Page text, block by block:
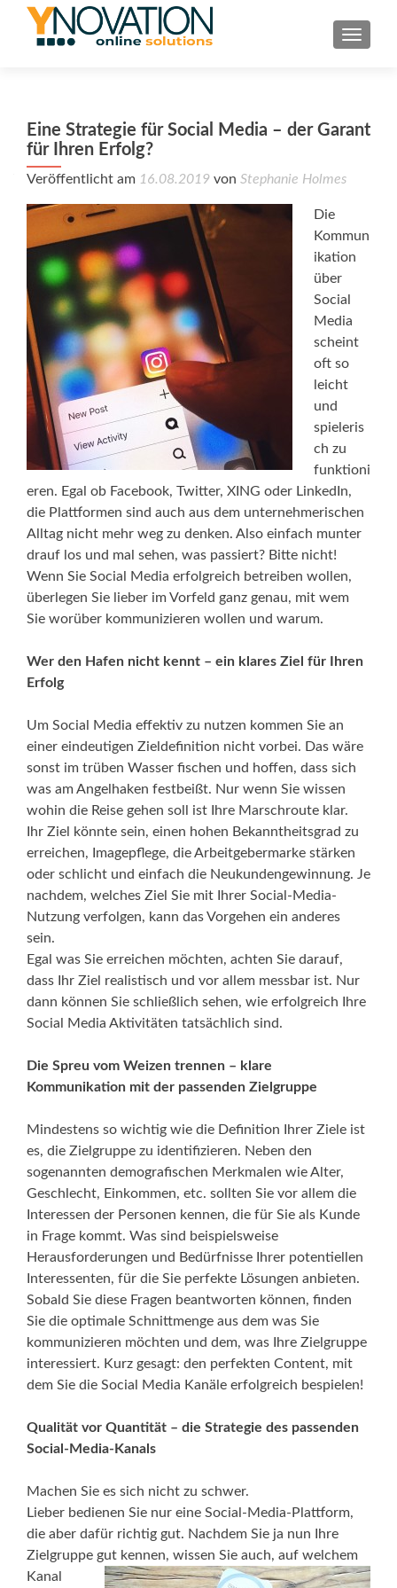
Eine Strategie für Social Media – der Garant
für Ihren Erfolg?
Veröffentlicht am 16.08.2019 von Stephanie Holmes
Die
Kommun
ikation
über
Social
Media
scheint
oft so
leicht
und
spieleris
ch zu
funktioni
eren. Egal ob Facebook, Twitter, XING oder LinkedIn,
die Plattformen sind auch aus dem unternehmerischen
Alltag nicht mehr weg zu denken. Also einfach munter
drauf los und mal sehen, was passiert? Bitte nicht!
Wenn Sie Social Media erfolgreich betreiben wollen,
überlegen Sie lieber im Vorfeld ganz genau, mit wem
Sie worüber kommunizieren wollen und warum.
Wer den Hafen nicht kennt – ein klares Ziel für Ihren
Erfolg
Um Social Media effektiv zu nutzen kommen Sie an
einer eindeutigen Zieldefinition nicht vorbei. Das wäre
sonst im trüben Wasser fischen und hoffen, dass sich
was am Angelhaken festbeißt. Nur wenn Sie wissen
wohin die Reise gehen soll ist Ihre Marschroute klar.
Ihr Ziel könnte sein, einen hohen Bekanntheitsgrad zu
erreichen, Imagepflege, die Arbeitgebermarke stärken
oder schlicht und einfach die Neukundengewinnung. Je
nachdem, welches Ziel Sie mit Ihrer Social-Media-
Nutzung verfolgen, kann das Vorgehen ein anderes
sein.
Egal was Sie erreichen möchten, achten Sie darauf,
dass Ihr Ziel realistisch und vor allem messbar ist. Nur
dann können Sie schließlich sehen, wie erfolgreich Ihre
Social Media Aktivitäten tatsächlich sind.
Die Spreu vom Weizen trennen – klare
Kommunikation mit der passenden Zielgruppe
Mindestens so wichtig wie die Definition Ihrer Ziele ist
es, die Zielgruppe zu identifizieren. Neben den
sogenannten demografischen Merkmalen wie Alter,
Geschlecht, Einkommen, etc. sollten Sie vor allem die
Interessen der Personen kennen, die für Sie als Kunde
in Frage kommt. Was sind beispielsweise
Herausforderungen und Bedürfnisse Ihrer potentiellen
Interessenten, für die Sie perfekte Lösungen anbieten.
Sobald Sie diese Fragen beantworten können, finden
Sie die optimale Schnittmenge aus dem was Sie
kommunizieren möchten und dem, was Ihre Zielgruppe
interessiert. Kurz gesagt: den perfekten Content, mit
dem Sie die Social Media Kanäle erfolgreich bespielen!
Qualität vor Quantität – die Strategie des passenden
Social-Media-Kanals
Machen Sie es sich nicht zu schwer.
Lieber bedienen Sie nur eine Social-Media-Plattform,
die aber dafür richtig gut. Nachdem Sie ja nun Ihre
Zielgruppe gut kennen, wissen Sie auch, auf welchem
Kanal